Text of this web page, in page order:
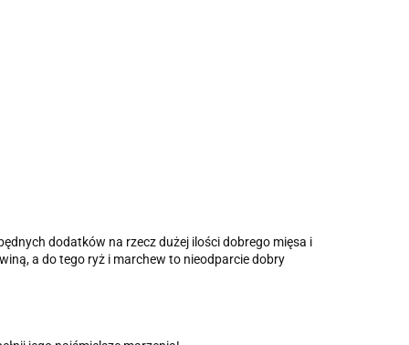
dodatków na rzecz dużej ilości dobrego mięsa i
a do tego ryż i marchew to nieodparcie dobry